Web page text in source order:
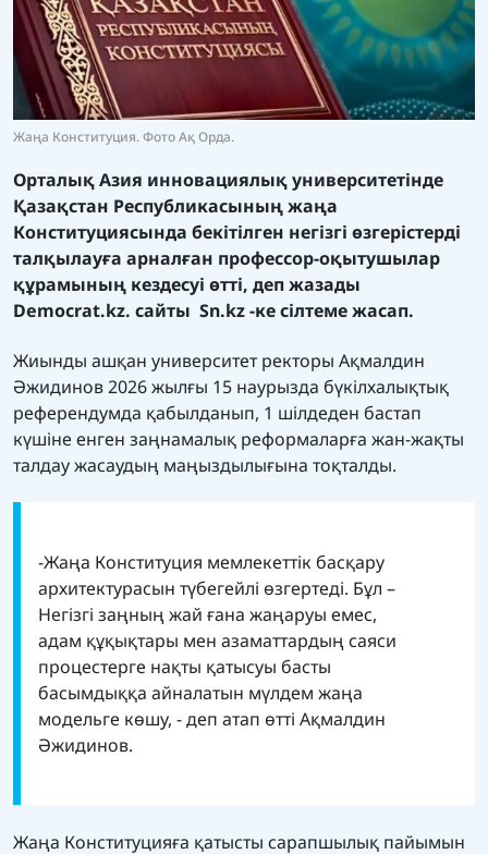
Жаңа Конституция. Фото Ақ Орда.
Орталық Азия инновациялық университетінде
Қазақстан Республикасының жаңа
Конституциясында бекітілген негізгі өзгерістерді
талқылауға арналған профессор-оқытушылар
құрамының кездесуі өтті, деп жазады
Democrat.kz. сайты Sn.kz-ке сілтеме жасап.
Жиынды ашқан университет ректоры Ақмалдин
Әжидинов 2026 жылғы 15 наурызда бүкілхалықтық
референдумда қабылданып, 1 шілдеден бастап
күшіне енген заңнамалық реформаларға жан-жақты
талдау жасаудың маңыздылығына тоқталды.
-Жаңа Конституция мемлекеттік басқару
архитектурасын түбегейлі өзгертеді. Бұл –
Негізгі заңның жай ғана жаңаруы емес,
адам құқықтары мен азаматтардың саяси
процестерге нақты қатысуы басты
басымдыққа айналатын мүлдем жаңа
модельге көшу, - деп атап өтті Ақмалдин
Әжидинов.
Жаңа Конституцияға қатысты сарапшылық пайымын